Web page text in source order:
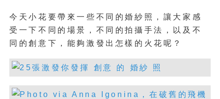
今天小花要帶來一些不同的婚紗照，讓大家感
受一下不同的場景，不同的拍攝手法，以及不
同的創意下，能夠激發出怎樣的火花呢？